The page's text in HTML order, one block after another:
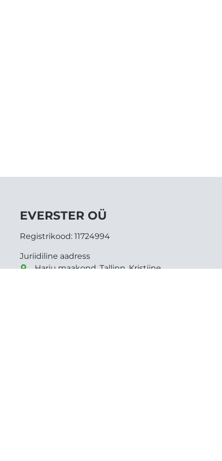
EVERSTER OÜ
Registrikood: 11724994
Juriidiline aadress
Harju maakond, Tallinn, Kristiine